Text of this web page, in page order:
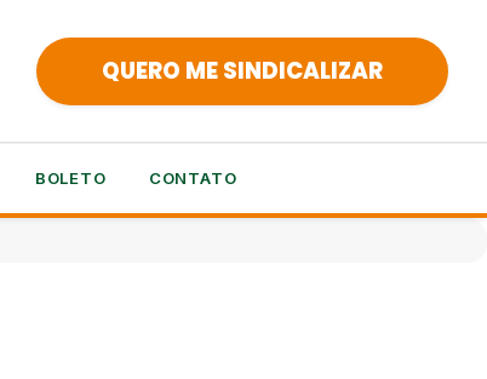
QUERO ME SINDICALIZAR
BOLETO CONTATO